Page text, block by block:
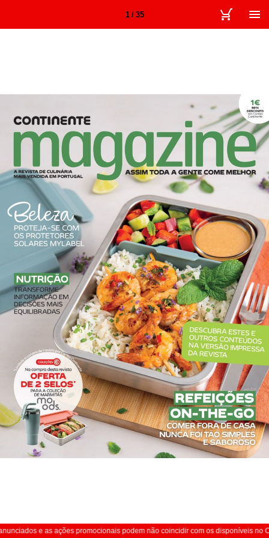
1 / 35
e as ações promocionais podem não coincidir com os disponíveis no